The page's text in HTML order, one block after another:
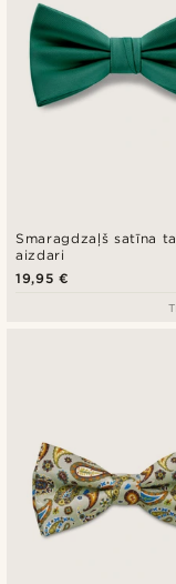
Smaragdzaļš satīna
aizdari
19,95 €